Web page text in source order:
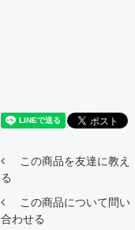
この商品を友達に教え
る
この商品について問い
合わせる